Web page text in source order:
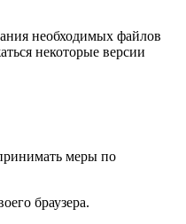
необходимых файлов
некоторые версии
меры по
браузера.